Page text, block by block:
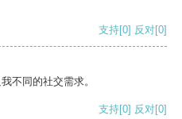
支持[0] 反对[0]
不同的社交需求。
支持[0] 反对[0]